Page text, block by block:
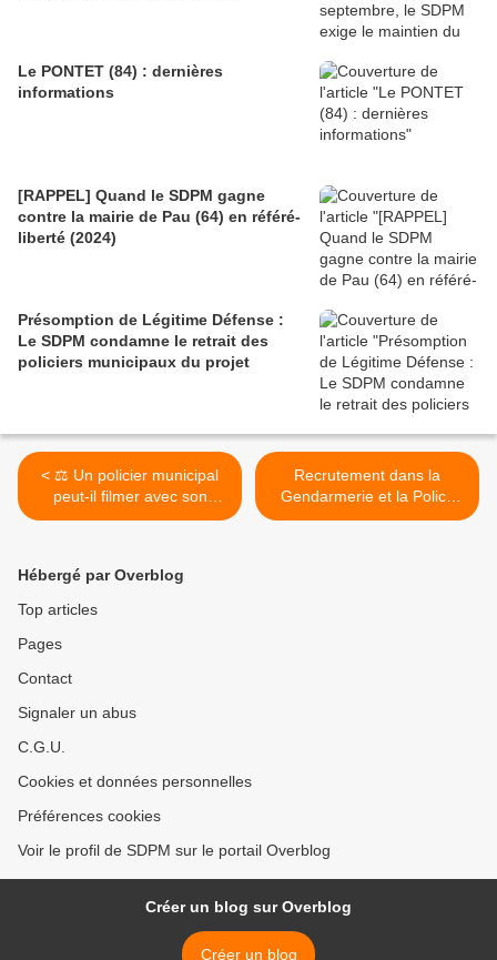
Le PONTET (84) : dernières
informations
[RAPPEL] Quand le SDPM gagne
contre la mairie de Pau (64) en référé-
liberté (2024)
Présomption de Légitime Défense :
Le SDPM condamne le retrait des
policiers municipaux du projet
< ⚖ Un policier municipal
peut-il filmer avec son
téléphone portable
n'importe quoi...
Recrutement dans la
Gendarmerie et la Police
Nationale : une intox selon
Hébergé par Overblog
Top articles
Pages
Contact
Signaler un abus
C.G.U.
Cookies et données personnelles
Préférences cookies
Voir le profil de SDPM sur le portail Overblog
Créer un blog sur Overblog
Créer un blog